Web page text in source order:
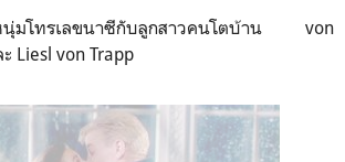
หนุ่มโทรเลขนาซีกับลูกสาวคนโตบ้าน von
Liesl von Trapp